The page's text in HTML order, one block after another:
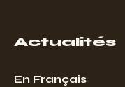
Actualités
En Français